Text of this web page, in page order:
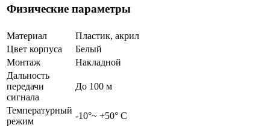
Физические параметры
Материал
Пластик, акрил
Цвет корпуса
Белый
Монтаж
Накладной
Дальность
передачи
сигнала
До 100 м
Температурный
режим
-10°~ +50° С